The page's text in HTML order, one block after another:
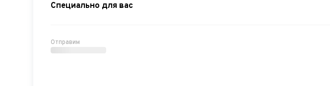
Специально для вас
Отправим